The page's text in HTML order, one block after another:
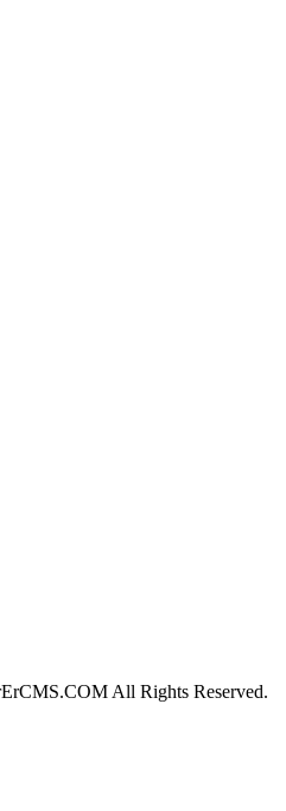
All Rights Reserved.